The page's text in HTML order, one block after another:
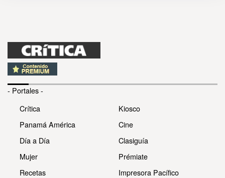
- Portales -
Crítica
Panamá América
Día a Día
Mujer
Recetas
Kiosco
Cine
Clasiguía
Prémiate
Impresora Pacífico